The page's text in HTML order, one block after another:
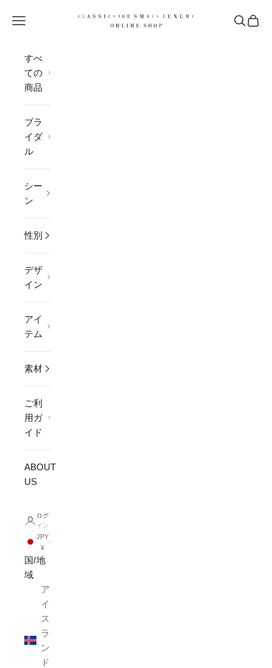
CLASSICS the Small Luxury
メニューを開く 検索を開
カー
すべ
ての
商品
ブラ
イダ
ル
シー
ン
性別
デザ
イン
アイ
テム
素材
ご利
用ガ
イド
ABOUT
US
ログ
イン
JPY
¥
国/地
域
ア
イ
ス
ラ
ン
ド